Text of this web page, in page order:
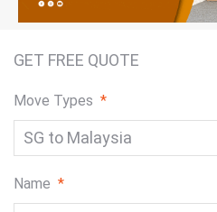
GET FREE QUOTE
Move Types *
Name *